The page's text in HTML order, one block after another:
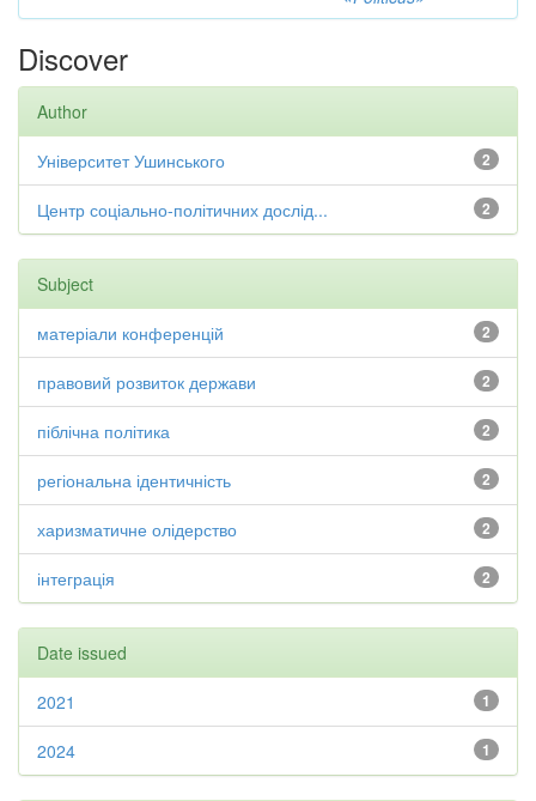
Discover
Author
2
Університет Ушинського
2
Центр соціально-політичних дослід...
Subject
2
матеріали конференцій
2
правовий розвиток держави
2
піблічна політика
2
регіональна ідентичність
2
харизматичне олідерство
2
інтеграція
Date issued
1
2021
1
2024